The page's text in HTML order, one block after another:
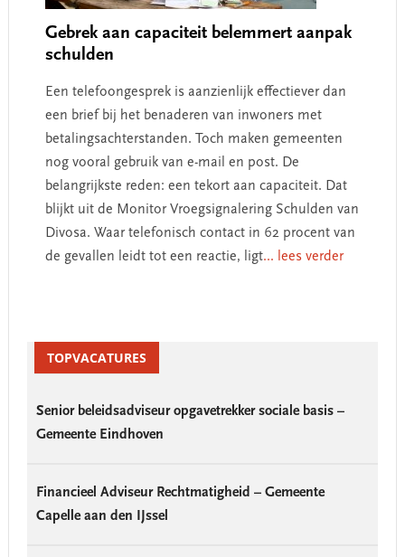
Gebrek aan capaciteit belemmert aanpak
schulden
Een telefoongesprek is aanzienlijk effectiever dan
een brief bij het benaderen van inwoners met
betalingsachterstanden. Toch maken gemeenten
nog vooral gebruik van e-mail en post. De
belangrijkste reden: een tekort aan capaciteit. Dat
blijkt uit de Monitor Vroegsignalering Schulden van
Divosa. Waar telefonisch contact in 62 procent van
de gevallen leidt tot een reactie, ligt... lees verder
SidebarTOPVACATURES
Senior beleidsadviseur opgavetrekker sociale basis –
Gemeente Eindhoven
Financieel Adviseur Rechtmatigheid – Gemeente
Capelle aan den IJssel